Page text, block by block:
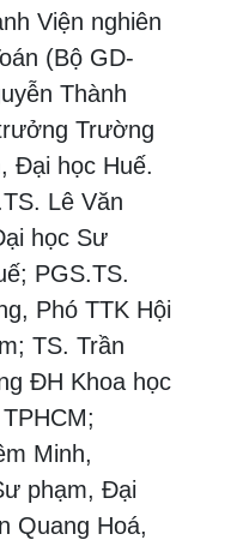
Viện nghiên
(Bộ GD-
Thành
Trường
Đại học Huế.
Lê Văn
học Sư
PGS.TS.
Phó TTK Hội
TS. Trần
ĐH Khoa học
Minh,
phạm, Đại
Quang Hoá,